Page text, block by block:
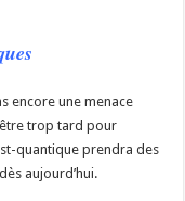
encore une menace
trop tard pour
quantique prendra des
aujourd’hui.